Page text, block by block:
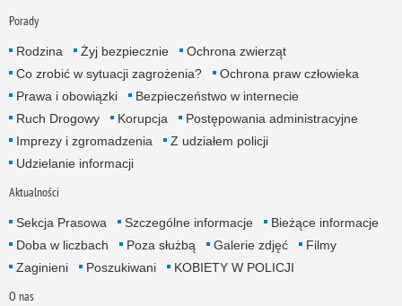
Porady
Rodzina Żyj bezpiecznie
Ochrona zwierząt
Co zrobić w sytuacji zagrożenia?
Ochrona praw człowieka
Prawa i obowiązki
Bezpieczeństwo w internecie
Ruch Drogowy
Korupcja
Postępowania administracyjne
Imprezy i zgromadzenia
Z udziałem policji
Udzielanie informacji
Aktualności
Sekcja Prasowa Szczególne informacje
Bieżące informacje
Doba w liczbach
Poza służbą Galerie zdjęć
Filmy
Zaginieni
Poszukiwani KOBIETY W POLICJI
O nas